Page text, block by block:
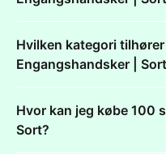
Hvilken kategori
Engangshandsker |
Hvor kan jeg købe 100
Sort?